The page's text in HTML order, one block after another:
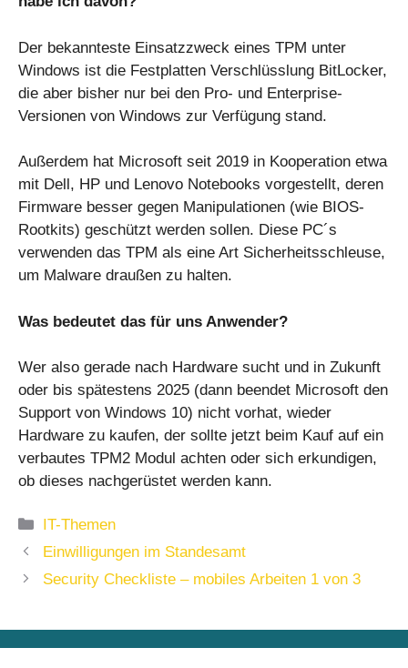
Der bekannteste Einsatzzweck eines TPM unter
Windows ist die Festplatten Verschlüsslung BitLocker,
die aber bisher nur bei den Pro- und Enterprise-
Versionen von Windows zur Verfügung stand.
Außerdem hat Microsoft seit 2019 in Kooperation etwa
mit Dell, HP und Lenovo Notebooks vorgestellt, deren
Firmware besser gegen Manipulationen (wie BIOS-
Rootkits) geschützt werden sollen. Diese PC´s
verwenden das TPM als eine Art Sicherheitsschleuse,
um Malware draußen zu halten.
Was bedeutet das für uns Anwender?
Wer also gerade nach Hardware sucht und in Zukunft
oder bis spätestens 2025 (dann beendet Microsoft den
Support von Windows 10) nicht vorhat, wieder
Hardware zu kaufen, der sollte jetzt beim Kauf auf ein
verbautes TPM2 Modul achten oder sich erkundigen,
ob dieses nachgerüstet werden kann.
Kategorien
IT-Themen
Einwilligungen im Standesamt
Security Checkliste – mobiles Arbeiten 1 von 3